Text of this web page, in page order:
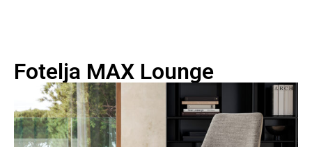
Fotelja MAX Lounge